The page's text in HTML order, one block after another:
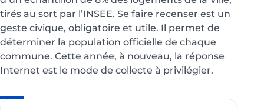
tirés au sort par l’INSEE. Se faire recenser est un
geste civique, obligatoire et utile. Il permet de
déterminer la population officielle de chaque
commune. Cette année, à nouveau, la réponse
Internet est le mode de collecte à privilégier.